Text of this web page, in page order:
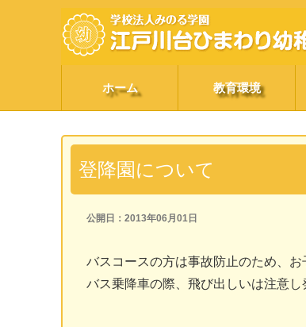
ホーム 教育環境
登降園について
公開日：2013年06月01日
バスコースの方は事故防止のため、
バス乗降車の際、飛び出しいは注意